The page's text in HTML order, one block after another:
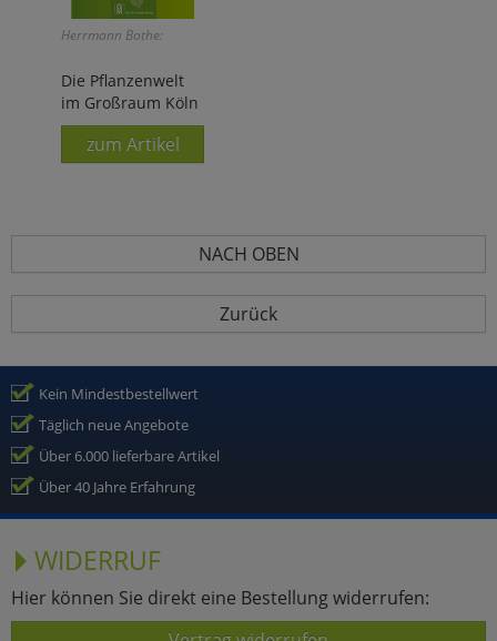
Herrmann Bothe:
Die Pflanzenwelt
im Großraum Köln
zum Artikel
NACH OBEN
Zurück
Kein Mindestbestellwert
Täglich neue Angebote
Über 6.000 lieferbare Artikel
Über 40 Jahre Erfahrung
WIDERRUF
Hier können Sie direkt eine Bestellung widerrufen: